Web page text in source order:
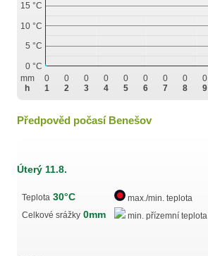
0 °C
5 °C
10 °C
15 °C
mm 0 0 0 0 0 0 0 0 0
h
1 2 3 4 5 6 7 8 9
Předpověd počasí Benešov
Úterý 11.8.
Teplota 30°C
max./min. teplota
Celkové srážky 0mm min. přízemní teplota